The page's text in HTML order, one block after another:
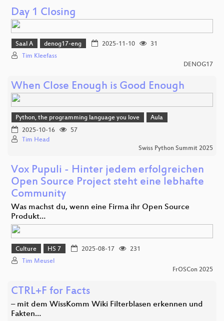
Day 1 Closing
Saal A denog17-eng 2025-11-10
31
Tim Kleefass
DENOG17
When Close Enough is Good Enough
Python, the programming language you love
Aula
2025-10-16
57
Tim Head
Swiss Python Summit 2025
Vox Pupuli - Hinter jedem erfolgreichen
Open Source Project steht eine lebhafte
Community
Was machst du, wenn eine Firma ihr Open Source
Produkt…
Culture HS 7 2025-08-17
231
Tim Meusel
FrOSCon 2025
CTRL+F for Facts
– mit dem WissKomm Wiki Filterblasen erkennen und
Fakten…